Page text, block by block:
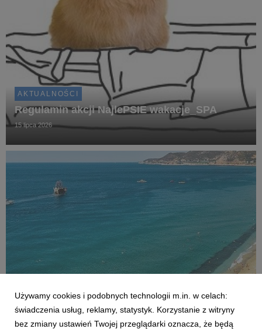
AKTUALNOŚCI
Regulamin akcji NajlePSIE wakacje_SPA
15 lipca 2026
AKTUALNOŚCI
Czy Polacy potrafią wypoczywać? Co czwarty
Używamy cookies i podobnych technologii m.in. w celach:
świadczenia usług, reklamy, statystyk. Korzystanie z witryny
bez zmiany ustawień Twojej przeglądarki oznacza, że będą